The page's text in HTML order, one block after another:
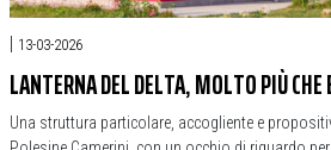
| 13-03-2026
LANTERNA DEL DELTA, MOLTO PIÙ
Una struttura particolare, accogliente e